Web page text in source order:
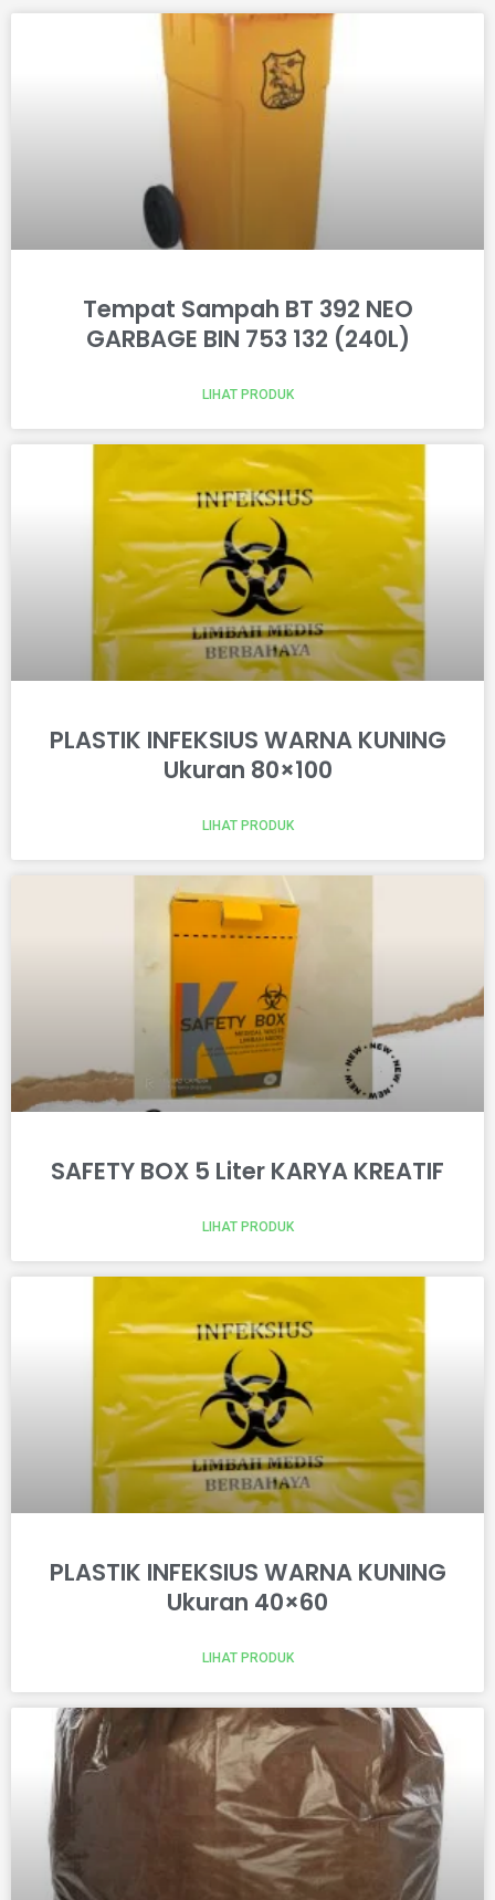
Tempat Sampah BT 392 NEO
GARBAGE BIN 753 132 (240L)
LIHAT PRODUK
PLASTIK INFEKSIUS WARNA KUNING
Ukuran 80×100
LIHAT PRODUK
SAFETY BOX 5 Liter KARYA KREATIF
LIHAT PRODUK
PLASTIK INFEKSIUS WARNA KUNING
Ukuran 40×60
LIHAT PRODUK